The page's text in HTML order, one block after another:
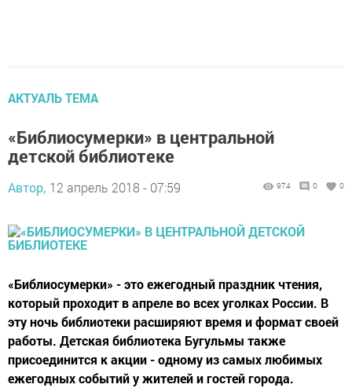
АКТУАЛЬ ТЕМА
«Библиосумерки» в центральной
детской библиотеке
Автор, 12 апрель 2018 - 07:59 974 0 0
«Библиосумерки» - это ежегодный праздник чтения,
который проходит в апреле во всех уголках России. В
эту ночь библиотеки расширяют время и формат своей
работы. Детская библиотека Бугульмы также
присоединится к акции - одному из самых любимых
ежегодных событий у жителей и гостей города.